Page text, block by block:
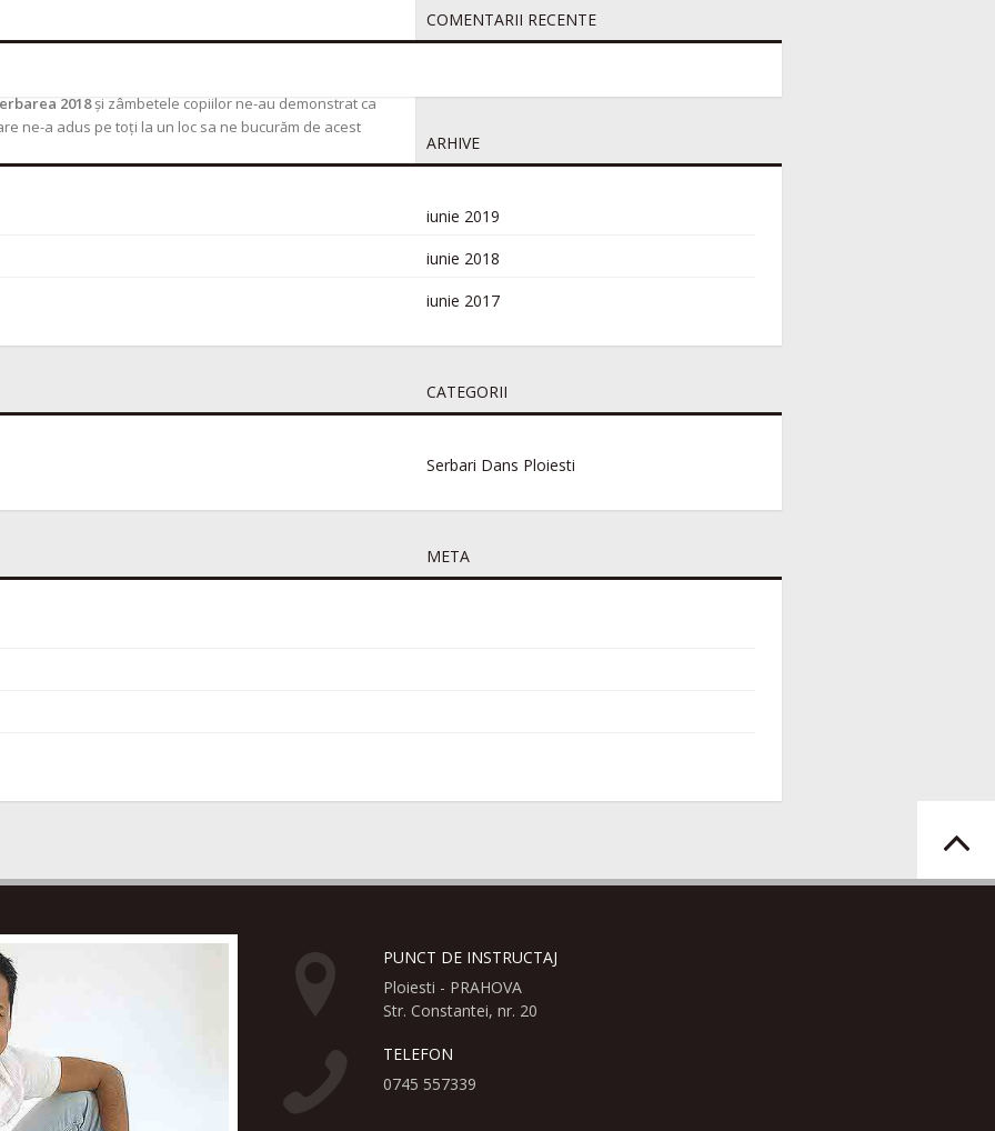
2018și zâmbetele copiilor ne-au demonstrat ca
ne-a adus pe toți la un loc sa ne bucurăm de acest
COMENTARII RECENTE
ARHIVE
iunie 2019
iunie 2018
iunie 2017
CATEGORII
Serbari Dans Ploiesti
META
PUNCT DE INSTRUCTAJ
Ploiesti - PRAHOVA
Str. Constantei, nr. 20
TELEFON
0745 557339